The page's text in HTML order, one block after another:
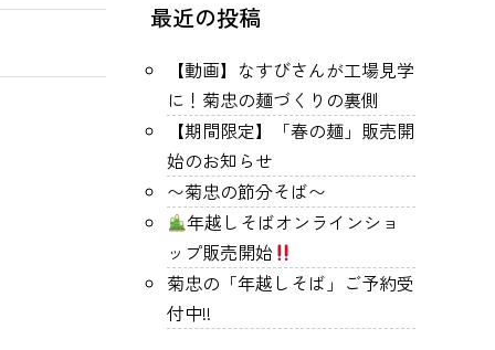
最近の投稿
【動画】なすびさんが工場見学
に！菊忠の麺づくりの裏側
【期間限定】「春の麺」販売開
始のお知らせ
〜菊忠の節分そば〜
年越しそばオンラインショ
ップ販売開始
菊忠の「年越しそば」ご予約受
付中!!